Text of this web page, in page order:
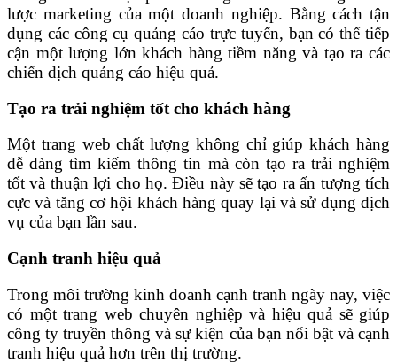
lược marketing của một doanh nghiệp. Bằng cách tận
dụng các công cụ quảng cáo trực tuyến, bạn có thể tiếp
cận một lượng lớn khách hàng tiềm năng và tạo ra các
chiến dịch quảng cáo hiệu quả.
Tạo ra trải nghiệm tốt cho khách hàng
Một trang web chất lượng không chỉ giúp khách hàng
dễ dàng tìm kiếm thông tin mà còn tạo ra trải nghiệm
tốt và thuận lợi cho họ. Điều này sẽ tạo ra ấn tượng tích
cực và tăng cơ hội khách hàng quay lại và sử dụng dịch
vụ của bạn lần sau.
Cạnh tranh hiệu quả
Trong môi trường kinh doanh cạnh tranh ngày nay, việc
có một trang web chuyên nghiệp và hiệu quả sẽ giúp
công ty truyền thông và sự kiện của bạn nổi bật và cạnh
tranh hiệu quả hơn trên thị trường.